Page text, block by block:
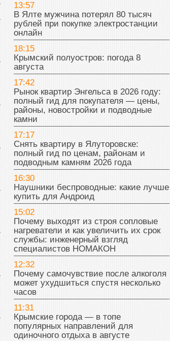
13:57
В Ялте мужчина потерял 80 тысяч
рублей при покупке электростанции
онлайн
18:15
Крымский полуостров: погода 8
августа
17:42
Рынок квартир Энгельса в 2026 году:
полный гид для покупателя — цены,
районы, новостройки и подводные
камни
17:17
Снять квартиру в Ялуторовске:
полный гид по ценам, районам и
подводным камням 2026 года
16:30
Наушники беспроводные: какие лучше
купить для Андроид
15:02
Почему выходят из строя сопловые
нагреватели и как увеличить их срок
службы: инженерный взгляд
специалистов НОМАКОН
12:32
Почему самочувствие после алкоголя
может ухудшиться спустя несколько
часов
11:31
Крымские города — в топе
популярных направлений для
одиночного отдыха в августе